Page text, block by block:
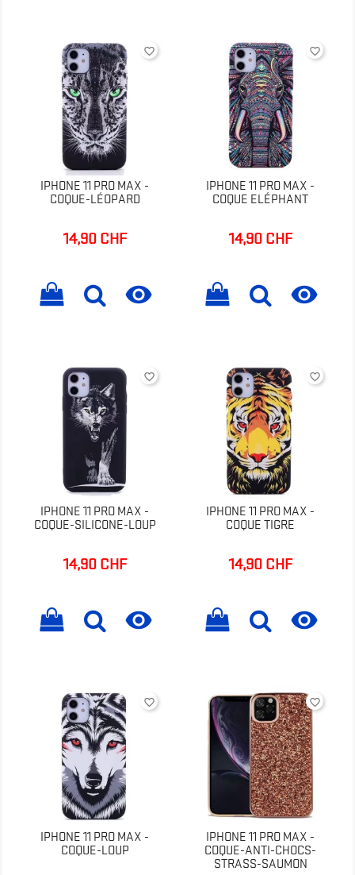
IPHONE 11 PRO MAX -
COQUE-LÉOPARD
Prix
14,90 CHF

favorite_border
IPHONE 11 PRO MAX -
COQUE ELÉPHANT
Prix
14,90 CHF

favorite_border
IPHONE 11 PRO MAX -
COQUE-SILICONE-LOUP
Prix
14,90 CHF

favorite_border
IPHONE 11 PRO MAX -
COQUE TIGRE
Prix
14,90 CHF

favorite_border
IPHONE 11 PRO MAX -
COQUE-LOUP
favorite_border
IPHONE 11 PRO MAX -
COQUE-ANTI-CHOCS-
STRASS-SAUMON
favorite_border